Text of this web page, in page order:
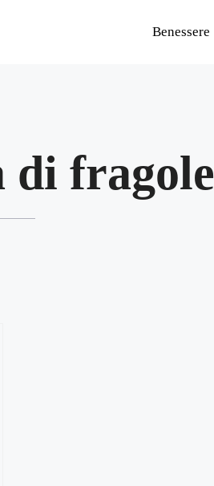
Benessere
di fragole